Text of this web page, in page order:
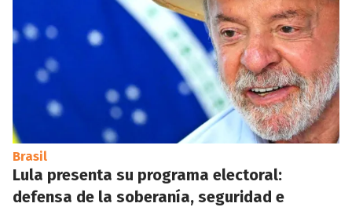
Brasil
Lula presenta su programa electoral:
defensa de la soberanía, seguridad e